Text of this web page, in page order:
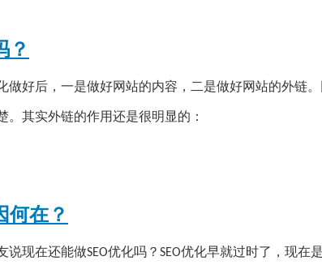
？
做好后，一是做好网站的内容，二是做好网站的外链
其实外链的作用还是很明显的：
何在？
说现在还能做SEO优化吗？ SEO优化早就过时了，现在